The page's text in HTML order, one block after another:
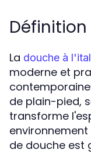
La douche à
moderne et
de plain-pied,
transforme
de douche est